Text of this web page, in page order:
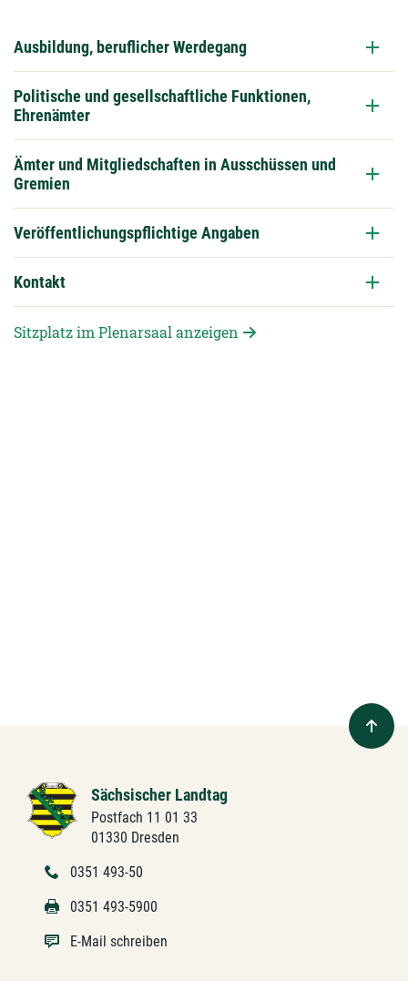
Ausbildung, beruflicher Werdegang
Politische und gesellschaftliche Funktionen,
Ehrenämter
Ämter und Mitgliedschaften in Ausschüssen und
Gremien
Veröffentlichungspflichtige Angaben
Kontakt
Sitzplatz im Plenarsaal anzeigen
Sächsischer Landtag
Postfach 11 01 33
01330 Dresden
0351 493-50
0351 493-5900
E-Mail schreiben